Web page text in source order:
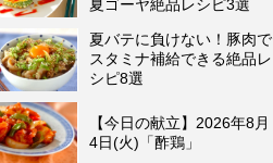
夏ゴーヤ絶品レシピ3選
夏バテに負けない！豚肉で
スタミナ補給できる絶品レ
シピ8選
【今日の献立】2026年8月
4日(火)「酢鶏」